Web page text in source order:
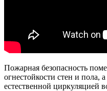
Пожарная безопасность
огнестойкости стен и пола,
естественной циркуляцией